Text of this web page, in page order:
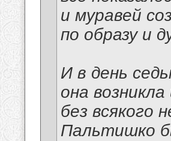
и муравей
по образу и
И в день
она
без всякого
Пальтишко